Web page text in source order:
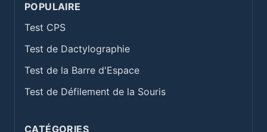
POPULAIRE
Test CPS
Test de Dactylographie
Test de la Barre d'Espace
Test de Défilement de la Souris
CATÉGORIES